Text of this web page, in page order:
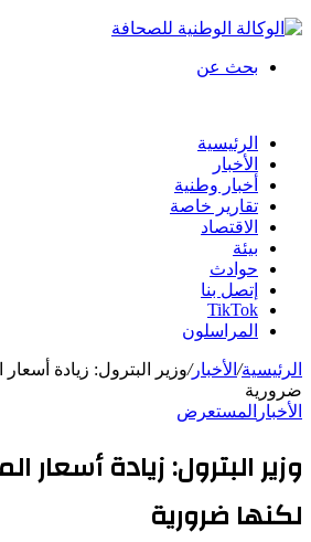
بحث عن
الرئيسية
الأخبار
أخبار وطنية
تقارير خاصة
الاقتصاد
بيئة
حوادث
إتصل بنا
TikTok
المراسلون
الرئيسية/ الأخبار/وزير البترول: زيادة
ضرورية
الأخبار المستعرض
وزير البترول: زيادة أسعار
لكنها ضرورية